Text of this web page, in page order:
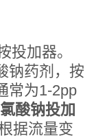
投加器。
钠药剂，按
常为1-2pp
酸钠投加
据流量变